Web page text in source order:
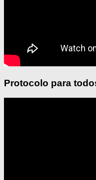
Protocolo para